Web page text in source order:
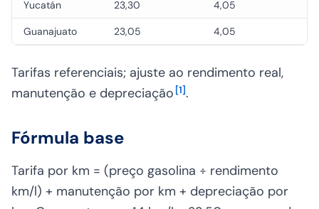
Yucatán 23,30 4,05
Guanajuato 23,05 4,05
Tarifas referenciais; ajuste ao rendimento real,
manutenção e depreciação [1].
Fórmula base
Tarifa por km = (preço gasolina ÷ rendimento
km/l) + manutenção por km + depreciação por